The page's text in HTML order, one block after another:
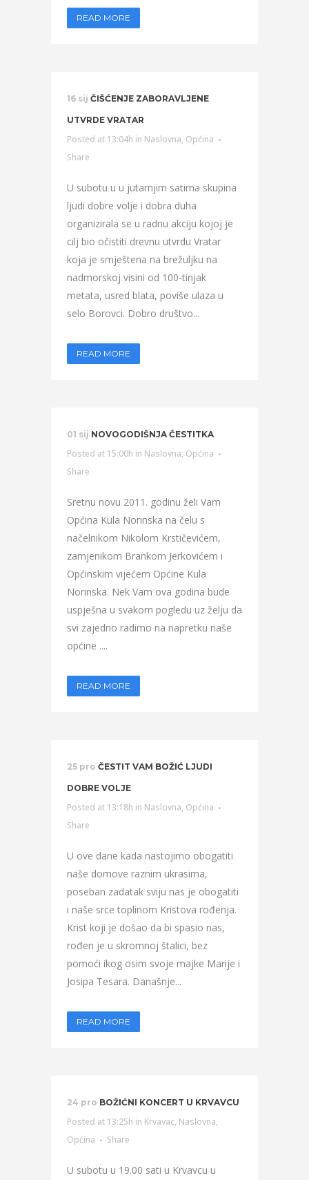
READ MORE
16 sij ČIŠĆENJE ZABORAVLJENE
UTVRDE VRATAR
Posted at 13:04h in Naslovna, Općina
Share
U subotu u u jutarnjim satima skupina
ljudi dobre volje i dobra duha
organizirala se u radnu akciju kojoj je
cilj bio očistiti drevnu utvrdu Vratar
koja je smještena na brežuljku na
nadmorskoj visini od 100-tinjak
metata, usred blata, poviše ulaza u
selo Borovci. Dobro društvo...
READ MORE
01 sij NOVOGODIŠNJA ČESTITKA
Posted at 15:00h in Naslovna, Općina
Share
Sretnu novu 2011. godinu želi Vam
Općina Kula Norinska na čelu s
načelnikom Nikolom Krstičevićem,
zamjenikom Brankom Jerkovićem i
Općinskim vijećem Općine Kula
Norinska. Nek Vam ova godina bude
uspješna u svakom pogledu uz želju da
svi zajedno radimo na napretku naše
općine ....
READ MORE
25 pro ČESTIT VAM BOŽIĆ LJUDI
DOBRE VOLJE
Posted at 13:18h in Naslovna, Općina
Share
U ove dane kada nastojimo obogatiti
naše domove raznim ukrasima,
poseban zadatak sviju nas je obogatiti
i naše srce toplinom Kristova rođenja.
Krist koji je došao da bi spasio nas,
rođen je u skromnoj štalici, bez
pomoći ikog osim svoje majke Marije i
Josipa Tesara. Današnje...
READ MORE
24 pro BOŽIĆNI KONCERT U KRVAVCU
Posted at 13:25h in Krvavac, Naslovna,
Općina
Share
U subotu u 19.00 sati u Krvavcu u